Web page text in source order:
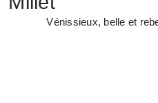
Vénissieux, belle et